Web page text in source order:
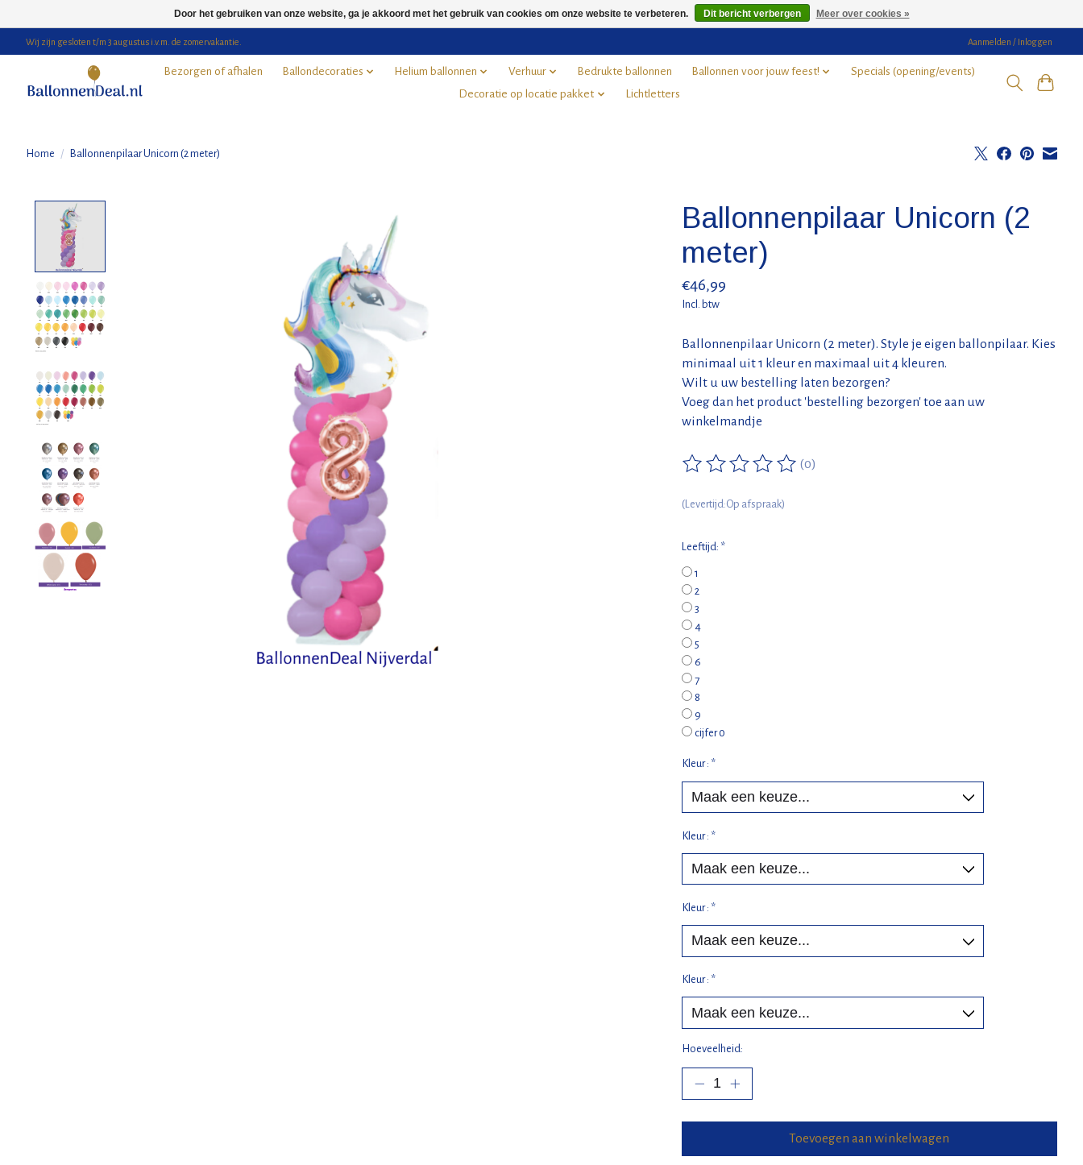
Wij zijn gesloten t/m 3 augustus i.v.m. de zomervakantie. Aanmelden / Inloggen
Bezorgen of afhalen Ballondecoraties Helium ballonnen Verhuur Bedrukte ballonnen Ballonnen voor jouw feest!
Specials (opening/events)
Decoratie op locatie pakket
Lichtletters
Home / Ballonnenpilaar Unicorn (2 meter)
Ballonnenpilaar Unicorn (2
meter)
€46,99
Incl. btw
Ballonnenpilaar Unicorn (2 meter). Style je eigen ballonpilaar. Kies
minimaal uit 1 kleur en maximaal uit 4 kleuren.
Wilt u uw bestelling laten bezorgen?
Voeg dan het product 'bestelling bezorgen' toe aan uw
winkelmandje
De beoordeling van dit product is
(0)
(Levertijd:Op afspraak)
Leeftijd: *
1
2
3
4
5
6
7
8
9
cijfer 0
Kleur : *
Kleur : *
Kleur : *
Kleur : *
Hoeveelheid:
Toevoegen aan winkelwagen
Door het gebruiken van onze website, ga je akkoord met het gebruik van cookies om onze website te verbeteren. Dit bericht verbergen Meer over cookies »